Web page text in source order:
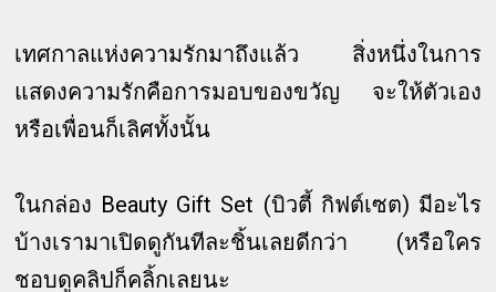
เทศกาลแห่งความรักมาถึงแล้ว สิ่งหนึ่งในการ
แสดงความรักคือการมอบของขวัญ จะให้ตัวเอง
หรือเพื่อนก็เลิศทั้งนั้น
ในกล่อง Beauty Gift Set (บิวตี้ กิฟต์เซต) มีอะไร
บ้างเรามาเปิดดูกันทีละชิ้นเลยดีกว่า (หรือใคร
ชอบดูคลิปก็คลิ้กเลยนะ